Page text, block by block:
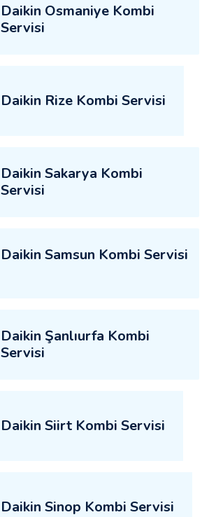
Daikin Osmaniye Kombi
Servisi
Daikin Rize Kombi Servisi
Daikin Sakarya Kombi
Servisi
Daikin Samsun Kombi Servisi
Daikin Şanlıurfa Kombi
Servisi
Daikin Siirt Kombi Servisi
Daikin Sinop Kombi Servisi